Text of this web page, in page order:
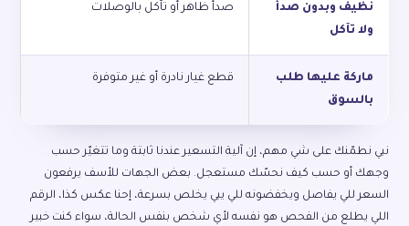
نظيف وبدون صدأ
ولا تآكل
صدأ ظاهر أو تآكل بالوصلات
ماركة عليها طلب
بالسوق
قطع غيار نادرة أو غير متوفرة
نبي نطمّنك على شي مهم، إن آلية التسعير عندنا ثابتة وما تتغيّر حسب
وجهك أو حسب كيف نحسّك مستعجل. بعض الجهات للأسف يرفعون
السعر للي يفاصل ويخفضونه للي يبي يخلص بسرعة، إحنا عكس كذا، الرقم
اللي يطلع من الفحص هو نفسه لأي شخص بنفس الحالة، سواء كنت خبير